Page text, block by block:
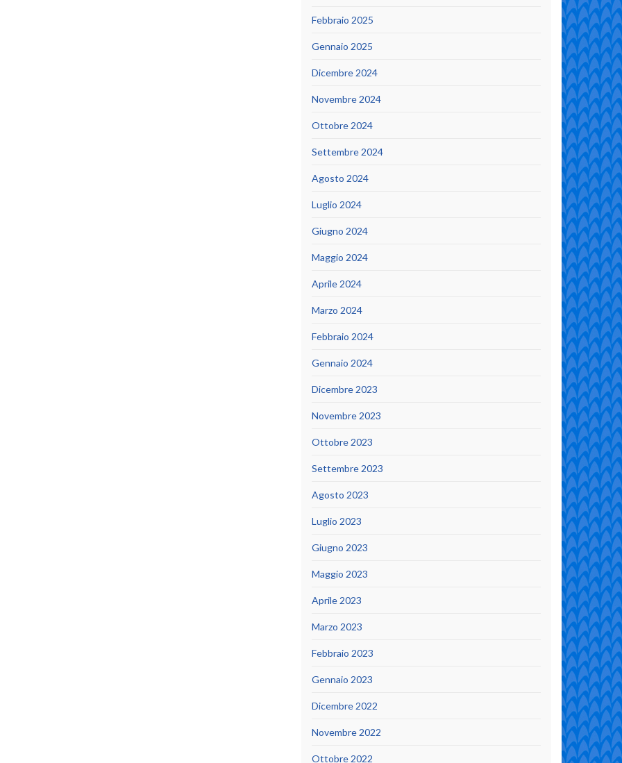
Febbraio 2025
Gennaio 2025
Dicembre 2024
Novembre 2024
Ottobre 2024
Settembre 2024
Agosto 2024
Luglio 2024
Giugno 2024
Maggio 2024
Aprile 2024
Marzo 2024
Febbraio 2024
Gennaio 2024
Dicembre 2023
Novembre 2023
Ottobre 2023
Settembre 2023
Agosto 2023
Luglio 2023
Giugno 2023
Maggio 2023
Aprile 2023
Marzo 2023
Febbraio 2023
Gennaio 2023
Dicembre 2022
Novembre 2022
Ottobre 2022